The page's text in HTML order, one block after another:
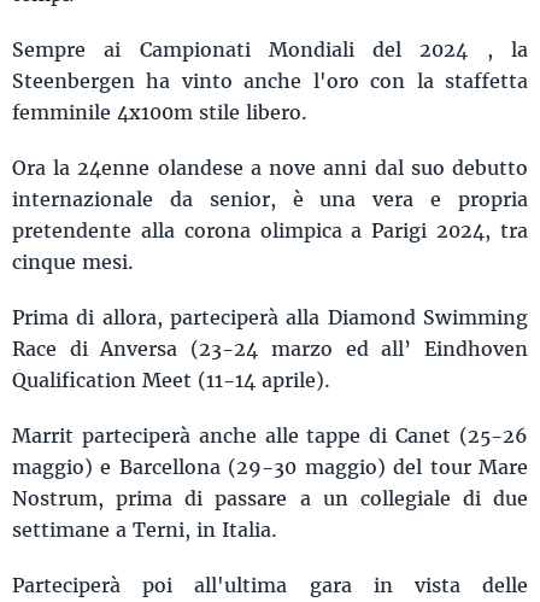
Sempre ai Campionati Mondiali del 2024 , la
Steenbergen ha vinto anche l'oro con la staffetta
femminile 4x100m stile libero.
Ora la 24enne olandese a nove anni dal suo debutto
internazionale da senior, è una vera e propria
pretendente alla corona olimpica a Parigi 2024, tra
cinque mesi.
Prima di allora, parteciperà alla Diamond Swimming
Race di Anversa (23-24 marzo ed all’ Eindhoven
Qualification Meet (11-14 aprile).
Marrit parteciperà anche alle tappe di Canet (25-26
maggio) e Barcellona (29-30 maggio) del tour Mare
Nostrum, prima di passare a un collegiale di due
settimane a Terni, in Italia.
Parteciperà poi all'ultima gara in vista delle